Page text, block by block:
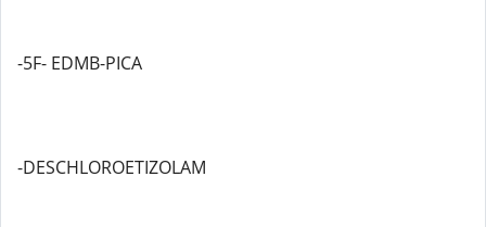
-5F- EDMB-PICA
-DESCHLOROETIZOLAM